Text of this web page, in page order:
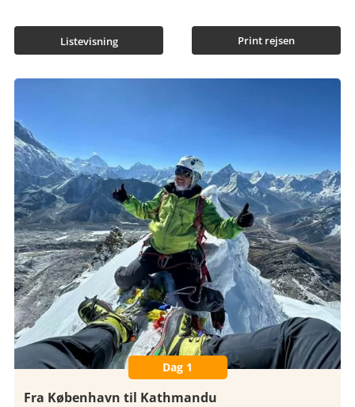
Listevisning Print rejsen
Dag 1
Fra København til Kathmandu